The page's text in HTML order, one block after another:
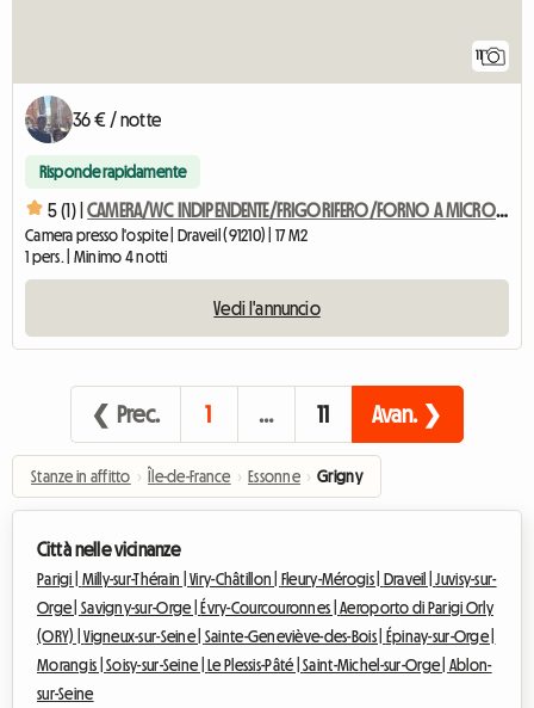
36 € / notte
Risponde rapidamente
5 (1) | CAMERA/WC INDIPENDENTE/FRIGORIFERO/FORNO A MICROONDE PRIVATO
Camera presso l'ospite | Draveil (91210) | 17 M2
1 pers. | Minimo 4 notti
Vedi l'annuncio
❮ Prec. 1 … 11 Avan. ❯
Stanze in affitto › Île-de-France › Essonne › Grigny
Città nelle vicinanze
Parigi | Milly-sur-Thérain |Viry-Châtillon | Fleury-Mérogis | Draveil |Juvisy-sur-
Orge | Savigny-sur-Orge | Évry-Courcouronnes |Aeroporto di Parigi Orly
(ORY) |Vigneux-sur-Seine | Sainte-Geneviève-des-Bois |
Épinay-sur-Orge |
Morangis |Soisy-sur-Seine | Le Plessis-Pâté |Saint-Michel-sur-Orge | Ablon-
sur-Seine